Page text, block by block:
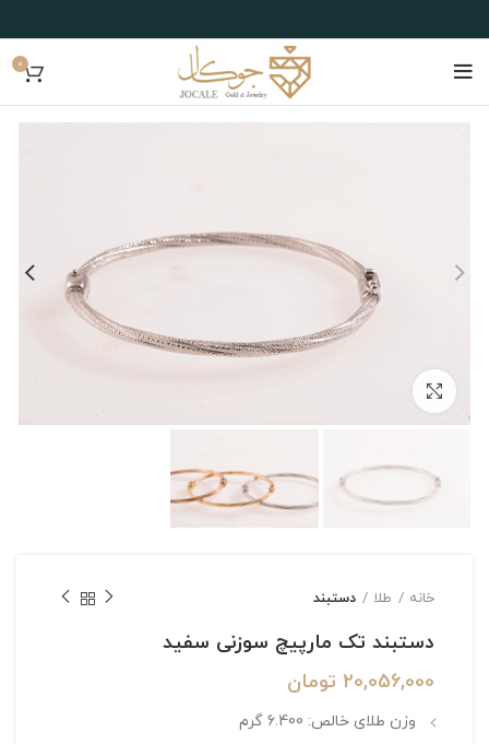
0
خانه طلا دستبند
دستبند تک مارپیچ سوزنی سفید
20,056,000 تومان
وزن طلای خالص: 6.400 گرم